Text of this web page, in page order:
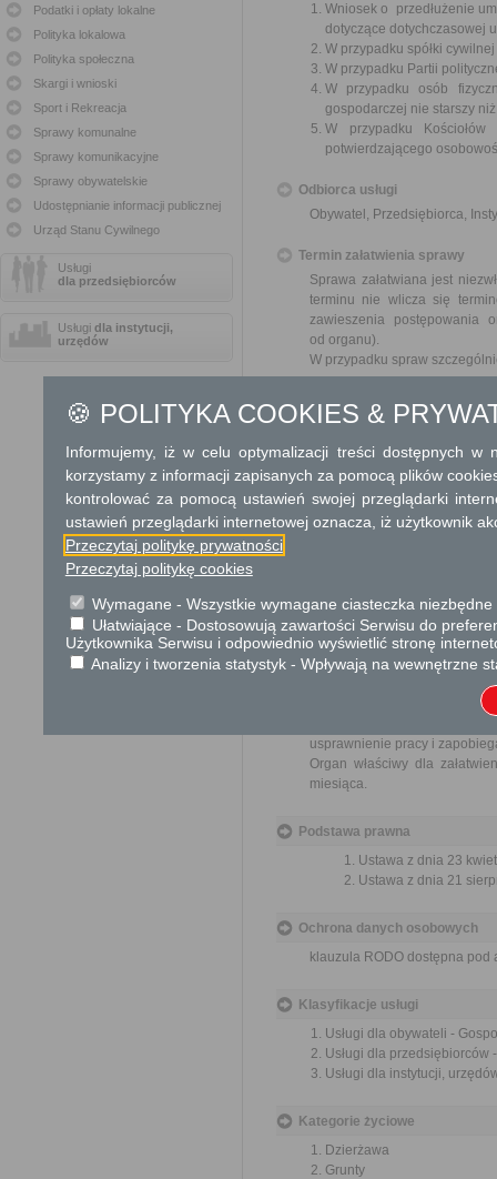
Podatki i opłaty lokalne
Polityka lokalowa
Polityka społeczna
Skargi i wnioski
Sport i Rekreacja
Sprawy komunalne
Sprawy komunikacyjne
Sprawy obywatelskie
Udostępnianie informacji publicznej
Urząd Stanu Cywilnego
Usługi
dla przedsiębiorców
Usługi dla instytucji,
urzędów
Wniosek o przedłużenie
dotyczące dotychczasowej
W przypadku spółki
W przypadku Partii
W przypadku osób
gospodarczej nie starszy
W przypadku
potwierdzającego
Odbiorca usługi
Obywatel, Przedsiębiorca,
Termin załatwienia sprawy
Sprawa załatwiana jest
terminu nie wlicza się
zawieszenia postępowania
od organu).
W przypadku spraw
Informacja
Dodatkowe
Opłata
Wniosek jest wolny od opłat.
Skargi i wnioski
Przedmiotem skargi może
ich pracowników, naruszenie
usprawnienie pracy i
Organ właściwy dla
miesiąca.
Podstawa prawna
Ustawa z dnia 23
Ustawa z dnia 21
Ochrona danych osobowych
klauzula RODO dostępna
Klasyfikacje usługi
Usługi dla obywateli -
Usługi dla
Usługi dla instytucji,
Kategorie życiowe
Dzierżawa
Grunty
🍪 POLITYKA COOKIES &
Informujemy, iż w celu optymalizacji treści dostępnych w
korzystamy z informacji zapisanych za pomocą plików
kontrolować za pomocą ustawień swojej przeglądarki
ustawień przeglądarki internetowej oznacza, iż użytkownik
Przeczytaj politykę prywatności
Przeczytaj politykę cookies
Wymagane - Wszystkie wymagane ciasteczka
Ułatwiające - Dostosowują zawartości Serwisu do
Użytkownika Serwisu i odpowiednio wyświetlić stronę
Analizy i tworzenia statystyk - Wpływają na wewnętrzne